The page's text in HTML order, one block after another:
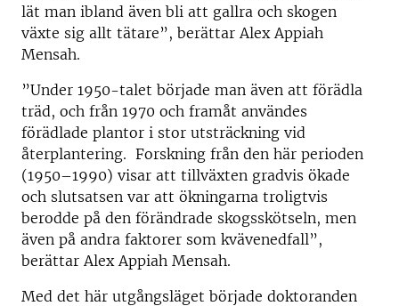
lät man ibland även bli att gallra och skogen
växte sig allt tätare”, berättar Alex Appiah
Mensah.
”Under 1950-talet började man även att förädla
träd, och från 1970 och framåt användes
förädlade plantor i stor utsträckning vid
återplantering. Forskning från den här perioden
(1950–1990) visar att tillväxten gradvis ökade
och slutsatsen var att ökningarna troligtvis
berodde på den förändrade skogsskötseln, men
även på andra faktorer som kvävenedfall”,
berättar Alex Appiah Mensah.
Med det här utgångsläget började doktoranden